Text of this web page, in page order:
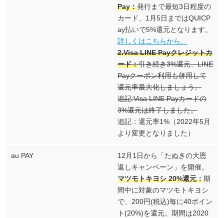
Pay：発行まで最短3日程度の
カード、1月5日まではQUICP
ay払いで5%還元となります。
詳しくはこちらから。
2.Visa LINE Payクレジットカ
ード：引き続き3%還元、LINE
Payクーポン利用も併用して
還元率最大化しましょう。
追記:Visa LINE Payカードの
3%還元は終了しました。
追記：還元率1%（2022年5月
より変更となりました）
au PAY
12月1日から「たぬきの大恩
返しキャンペーン」を開催。
マツモトキヨシ 20%還元：期
間中に対象のマツモトキヨシ
で、200円(税込)毎に40ポイン
ト(20%)を還元。期間は2020